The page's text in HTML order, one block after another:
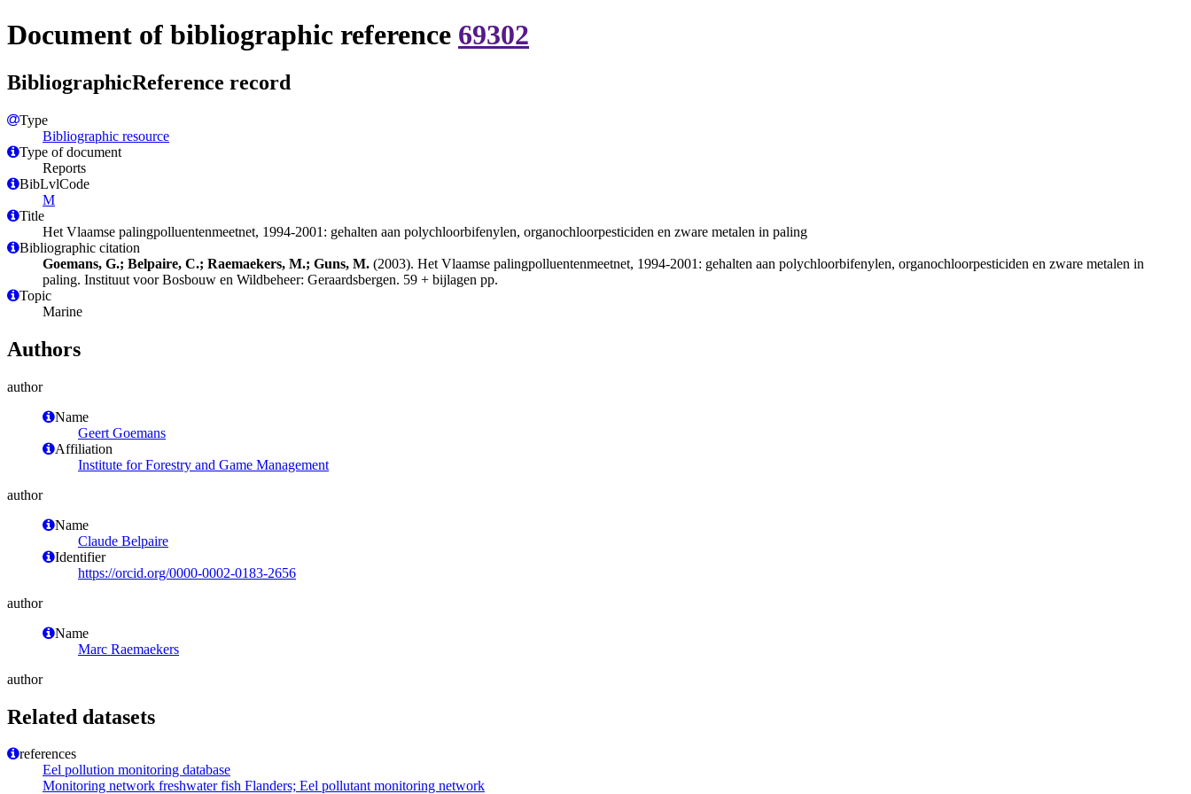
Document of bibliographic reference 69302
BibliographicReference record
Type
Bibliographic resource
Type of document
Reports
BibLvlCode
M
Title
Het Vlaamse palingpolluentenmeetnet, 1994-2001: gehalten aan polychloorbifenylen, organochloorpesticiden en zware metalen in paling
Bibliographic citation
Goemans, G.; Belpaire, C.; Raemaekers, M.; Guns, M. (2003). Het Vlaamse palingpolluentenmeetnet, 1994-2001: gehalten aan polychloorbifenylen, organochloorpesticiden en zware metalen in
paling. Instituut voor Bosbouw en Wildbeheer: Geraardsbergen. 59 + bijlagen pp.
Topic
Marine
Authors
author
Name
Geert Goemans
Affiliation
Institute for Forestry and Game Management
author
Name
Claude Belpaire
Identifier
https://orcid.org/0000-0002-0183-2656
author
Name
Marc Raemaekers
author
Related datasets
references
Eel pollution monitoring database
Monitoring network freshwater fish Flanders; Eel pollutant monitoring network